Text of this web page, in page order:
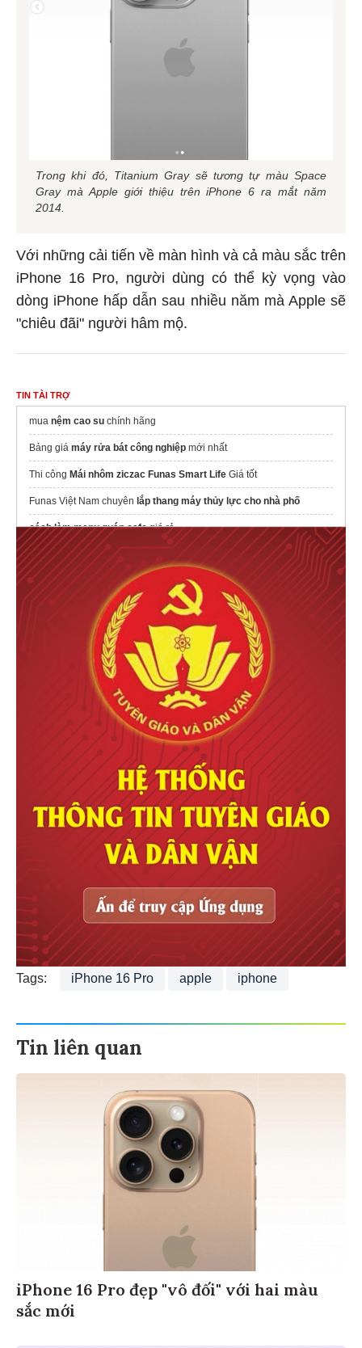
Trong khi đó, Titanium Gray sẽ tương tự màu Space
Gray mà Apple giới thiệu trên iPhone 6 ra mắt năm
2014.
Với những cải tiến về màn hình và cả màu sắc trên
iPhone 16 Pro, người dùng có thể kỳ vọng vào
dòng iPhone hấp dẫn sau nhiều năm mà Apple sẽ
"chiêu đãi" người hâm mộ.
TIN TÀI TRỢ
mua nệm cao su chính hãng
Bảng giá máy rửa bát công nghiệp mới nhất
Thi công Mái nhôm ziczac Funas Smart Life Giá tốt
Funas Việt Nam chuyên lắp thang máy thủy lực cho nhà phố
cách làm menu quán cafegiá rẻ
thiết kế thi công phòng ngủ tân bình
mẫu ghế sofa đơn giản hiện đại
Phào chỉ trần nhà bằng xi măng
hệ thống lưu kho tự động
Rèm cuốnViệt Anh
chính hãng
Giường ngủ hiện đại gỗ cao cấp, bền đẹp
Tags: iPhone 16 Pro apple iphone
Tin liên quan
iPhone 16 Pro đẹp "vô đối" với hai màu
sắc mới